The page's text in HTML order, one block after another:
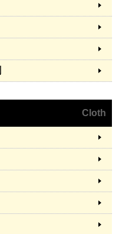
Cloth